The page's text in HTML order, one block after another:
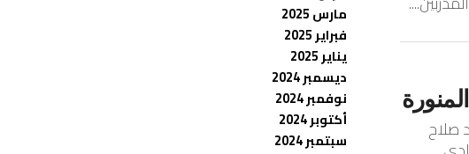
صلاح
مارس 2025
فبراير 2025
يناير 2025
ديسمبر 2024
نوفمبر 2024
أكتوبر 2024
سبتمبر 2024